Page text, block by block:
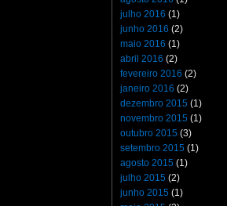
julho 2016 (1)
junho 2016 (2)
maio 2016 (1)
abril 2016 (2)
fevereiro 2016 (2)
janeiro 2016 (2)
dezembro 2015 (1)
novembro 2015 (1)
outubro 2015 (3)
setembro 2015 (1)
agosto 2015 (1)
julho 2015 (2)
junho 2015 (1)